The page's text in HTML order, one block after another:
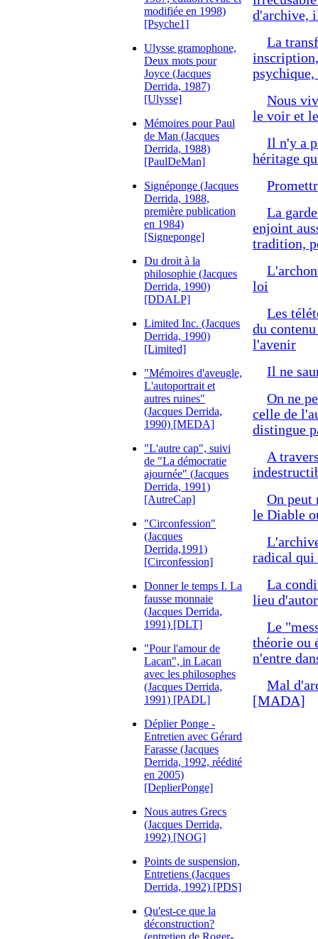
modifiée en 1998)
[Psyche1]
Ulysse gramophone,
Deux mots pour
Joyce (Jacques
Derrida, 1987)
[Ulysse]
Mémoires pour Paul
de Man (Jacques
Derrida, 1988)
[PaulDeMan]
Signéponge (Jacques
Derrida, 1988,
première publication
en 1984)
[Signeponge]
Du droit à la
philosophie (Jacques
Derrida, 1990)
[DDALP]
Limited Inc. (Jacques
Derrida, 1990)
[Limited]
"Mémoires d'aveugle,
L'autoportrait et
autres ruines"
(Jacques Derrida,
1990) [MEDA]
"L'autre cap", suivi
de "La démocratie
ajournée" (Jacques
Derrida, 1991)
[AutreCap]
"Circonfession"
(Jacques
Derrida,1991)
[Circonfession]
Donner le temps I. La
fausse monnaie
(Jacques Derrida,
1991) [DLT]
"Pour l'amour de
Lacan", in Lacan
avec les philosophes
(Jacques Derrida,
1991) [PADL]
Déplier Ponge -
Entretien avec Gérard
Farasse (Jacques
Derrida, 1992, réédité
en 2005)
[DeplierPonge]
Nous autres Grecs
(Jacques Derrida,
1992) [NOG]
Points de suspension,
Entretiens (Jacques
Derrida, 1992) [PDS]
Qu'est-ce que la
déconstruction?
(entretien de Roger-
d'archive,
La
Nous
le voir et
Il n'y a
héritage
La
enjoint
tradition,
loi
Les
du
l'avenir
Il ne
On ne
celle de
distingue
A
On peut
le Diable
radical qui
La
lieu
Le
théorie ou
n'entre
Mal
[MADA]